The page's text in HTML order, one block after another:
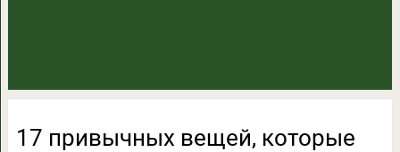
17 привычных вещей, которые